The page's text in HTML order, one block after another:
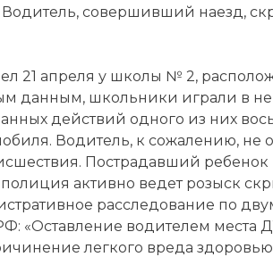
Водитель, совершивший наезд,
21 апреля у школы № 2,
данным, школьники играли в
действий одного из них
Водитель, к сожалению, не
Пострадавший ребенок
активно ведет розыск
расследование по
«Оставление водителем места
легкого вреда здоровью